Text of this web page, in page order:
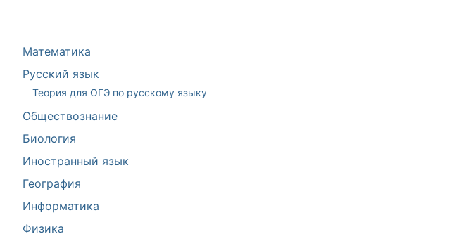
Математика
Русский язык
Теория для ОГЭ по русскому языку
Обществознание
Биология
Иностранный язык
География
Информатика
Физика